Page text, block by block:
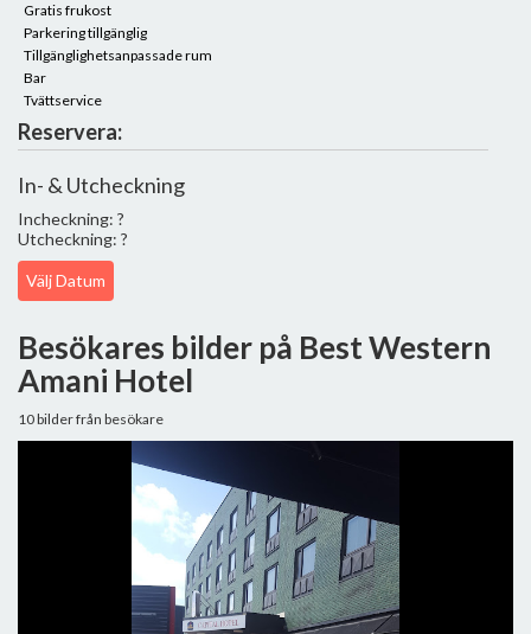
Gratis frukost
Parkering tillgänglig
Tillgänglighetsanpassade rum
Bar
Tvättservice
Reservera:
In- & Utcheckning
Incheckning: ?
Utcheckning: ?
Välj Datum
Besökares bilder på Best Western
Amani Hotel
10 bilder från besökare